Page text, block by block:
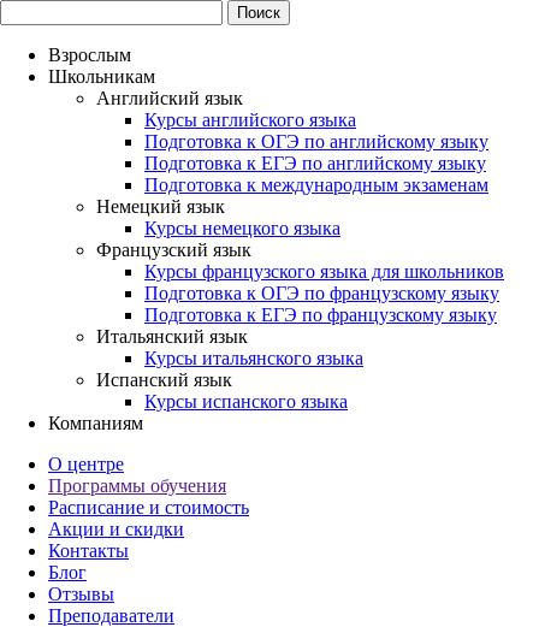
Взрослым
Школьникам
Английский язык
Курсы английского языка
Подготовка к ОГЭ по английскому языку
Подготовка к ЕГЭ по английскому языку
Подготовка к международным экзаменам
Немецкий язык
Курсы немецкого языка
Французский язык
Курсы французского языка для школьников
Подготовка к ОГЭ по французскому языку
Подготовка к ЕГЭ по французскому языку
Итальянский язык
Курсы итальянского языка
Испанский язык
Курсы испанского языка
Компаниям
О центре
Программы обучения
Расписание и стоимость
Акции и скидки
Контакты
Блог
Отзывы
Преподаватели